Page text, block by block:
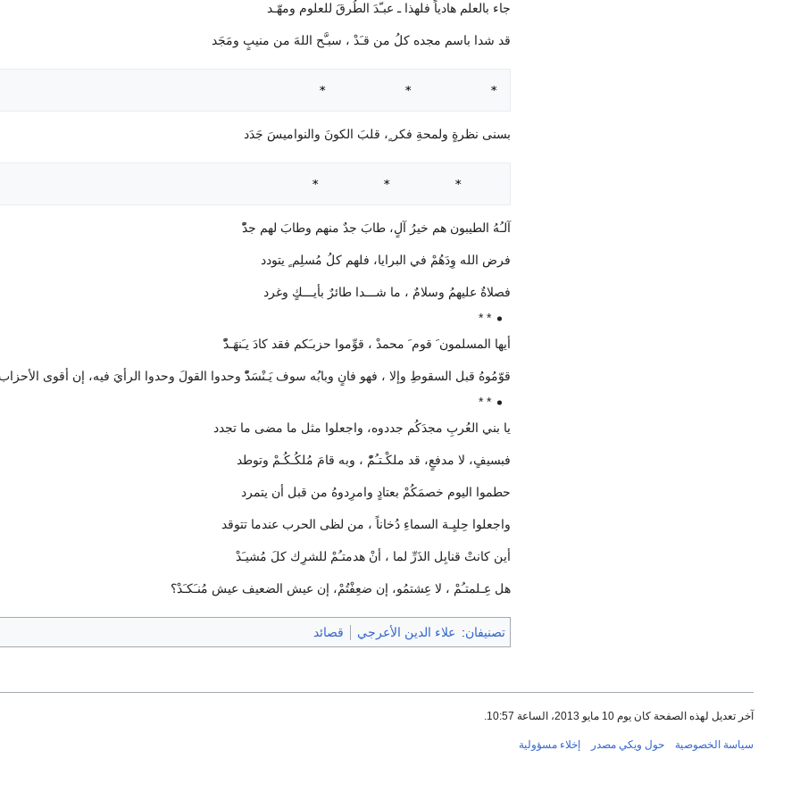
جاء بالعلم هادياً فلهذا ـ عبـّدَ الطُرقَ للعلوم ومهّـد
قد شدا باسم مجده كلُ من قـَدْ ، سبـَّح اللهَ من منيبٍ ومَجَد
*           *           *
بسنى نظرةٍ ولمحةِ فكر ٍ، قلبَ الكونَ والنواميسَ جَدَد
آلـُهُ الطيبون هم خيرُ آلٍ، طابَ جدٌ منهم وطابَ لهم جدّْ
فرض الله وِدَهُمْ في البرايا، فلهم كلُ مُسلِم ٍ يتودد
فصلاةٌ عليهمُ وسلامٌ ، ما شـــدا طائرٌ بأيـــكٍ وغرد
* *
أيها المسلمون َ قوم َ محمدْ ، قوِّموا حزبـَكم فقد كادَ يـَنهَـدّْ
قوّمُوهُ قبل السقوطِ وإلا ، فهو فانٍ وبابُه سوف يَـنْسَدّْ وحدوا القولَ وحدوا الرأيَ فيه، إن أقوى
* *
يا بني العُربِ مجدَكُم جددوه، واجعلوا مثل ما مضى ما تجدد
فبسيفٍ، لا مدفعٍ، قد ملكْـتـُمّْ ، وبه قامَ مُلكُـكُـمْ وتوطد
حطموا اليوم خصمَكُمْ بعتادٍ وامرِدوهُ من قبل أن يتمرد
واجعلوا حِليِـة السماءِ دُخاناً ، من لظى الحرب عندما تتوقد
أين كانتْ قنابِل الذَرِّ لما ، أنْ هدمتـُمْ للشرِك كلَ مُشيـَدْ
هل عِـلمتـُمْ ، لا عِشتمُو، إن ضعِفْتُمْ، إن عيش الضعيف عيش مُنـَكـَدْ؟
تصنيفان: علاء الدين الأعرجي قصائد
آخر تعديل لهذه الصفحة كان يوم 10 مايو 2013، الساعة 10:57.
سياسة الخصوصية حول ويكي مصدر إخلاء مسؤولية